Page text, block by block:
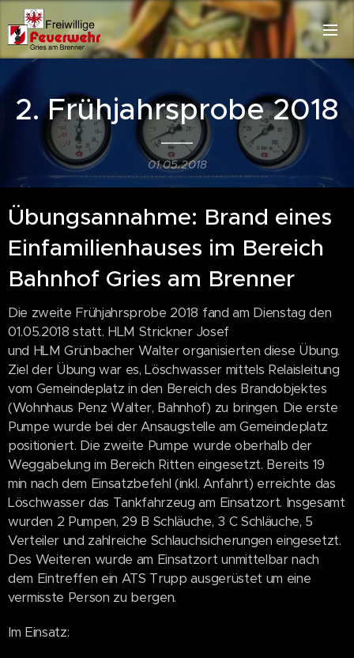
2. Frühjahrsprobe 2018
01.05.2018
Übungsannahme: Brand eines
Einfamilienhauses im Bereich
Bahnhof Gries am Brenner
Die zweite Frühjahrsprobe 2018 fand am Dienstag den
01.05.2018 statt. HLM Strickner Josef
und HLM Grünbacher Walter organisierten diese Übung.
Ziel der Übung war es, Löschwasser mittels Relaisleitung
vom Gemeindeplatz in den Bereich des Brandobjektes
(Wohnhaus Penz Walter, Bahnhof) zu bringen. Die erste
Pumpe wurde bei der Ansaugstelle am Gemeindeplatz
positioniert. Die zweite Pumpe wurde oberhalb der
Weggabelung im Bereich Ritten eingesetzt. Bereits 19
min nach dem Einsatzbefehl (inkl. Anfahrt) erreichte das
Löschwasser das Tankfahrzeug am Einsatzort. Insgesamt
wurden 2 Pumpen, 29 B Schläuche, 3 C Schläuche, 5
Verteiler und zahlreiche Schlauchsicherungen eingesetzt.
Des Weiteren wurde am Einsatzort unmittelbar nach
dem Eintreffen ein ATS Trupp ausgerüstet um eine
vermisste Person zu bergen.
Im Einsatz: